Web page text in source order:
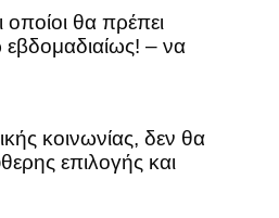
θα πρέπει
εβδομαδιαίως! – να
κοινωνίας, δεν θα
επιλογής και